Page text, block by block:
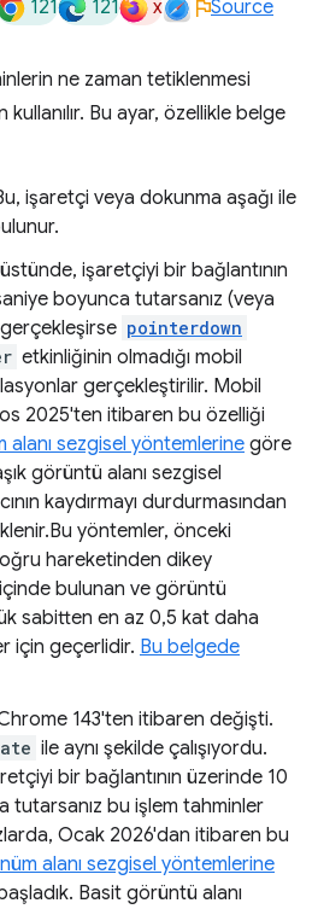
121 121 x Source
ne zaman tetiklenmesi
Bu ayar, özellikle belge
işaretçi veya dokunma aşağı ile
işaretçiyi bir bağlantının
boyunca tutarsanız (veya
pointerdown
etkinliğinin olmadığı mobil
gerçekleştirilir. Mobil
2025'ten itibaren bu özelliği
alanı sezgisel yöntemlerine göre
görüntü alanı sezgisel
kaydırmayı durdurmasından
yöntemler, önceki
hareketinden dikey
bulunan ve görüntü
sabitten en az 0,5 kat daha
için geçerlidir. Bu belgede
143'ten itibaren değişti.
ile aynı şekilde çalışıyordu.
bir bağlantının üzerinde 10
tutarsanız bu işlem tahminler
Ocak 2026'dan itibaren bu
alanı sezgisel yöntemlerine
Basit görüntü alanı